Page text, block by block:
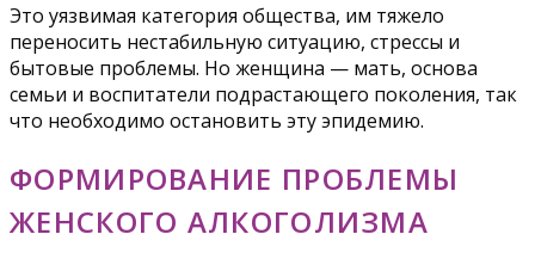
Это уязвимая категория общества, им тяжело
переносить нестабильную ситуацию, стрессы и
бытовые проблемы. Но женщина — мать, основа
семьи и воспитатели подрастающего поколения, так
что необходимо остановить эту эпидемию.
ФОРМИРОВАНИЕ ПРОБЛЕМЫ
ЖЕНСКОГО АЛКОГОЛИЗМА